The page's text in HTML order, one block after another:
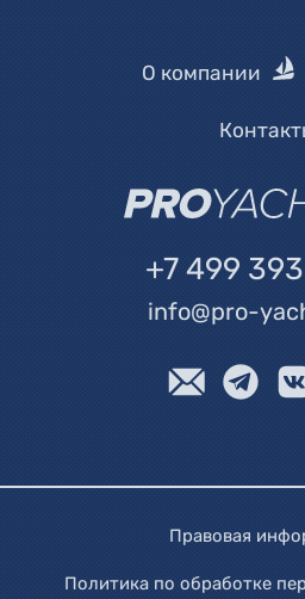
О компании
+7 499
info@pro-
Правовая
Политика по обработке